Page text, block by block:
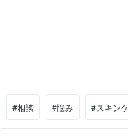
tau_
#相談 #悩み #スキン